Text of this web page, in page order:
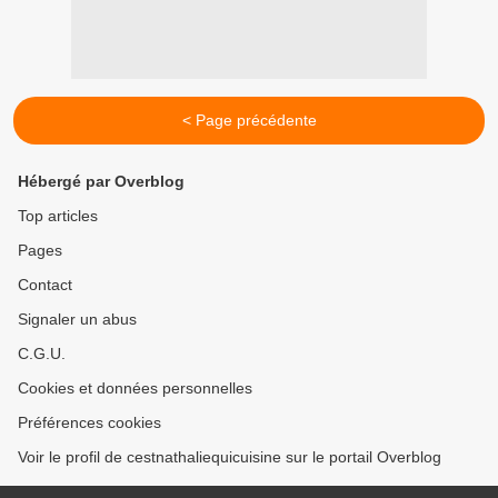
< Page précédente
Hébergé par Overblog
Top articles
Pages
Contact
Signaler un abus
C.G.U.
Cookies et données personnelles
Préférences cookies
Voir le profil de cestnathaliequicuisine sur le portail Overblog